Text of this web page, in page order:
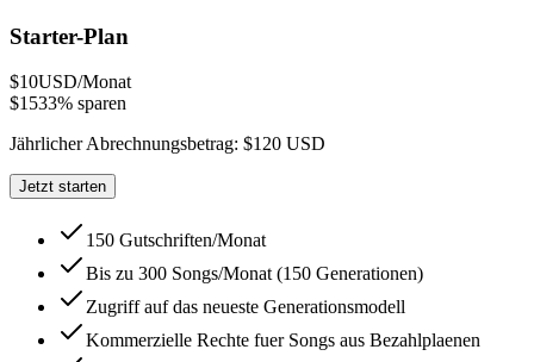
Starter-Plan
$10USD/Monat
$1533% sparen
Jährlicher Abrechnungsbetrag: $120 USD
Jetzt starten
150 Gutschriften/Monat
Bis zu 300 Songs/Monat (150 Generationen)
Zugriff auf das neueste Generationsmodell
Kommerzielle Rechte fuer Songs aus Bezahlplaenen